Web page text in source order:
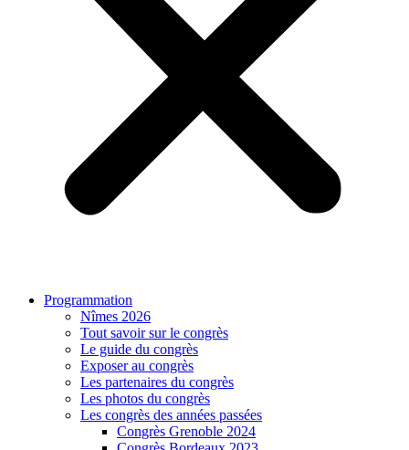
Programmation
Nîmes 2026
Tout savoir sur le congrès
Le guide du congrès
Exposer au congrès
Les partenaires du congrès
Les photos du congrès
Les congrès des années passées
Congrès Grenoble 2024